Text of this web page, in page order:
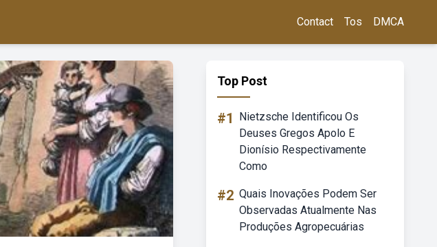
Contact Tos DMCA
Top Post
#1
Nietzsche Identificou Os
Deuses Gregos Apolo E
Dionísio Respectivamente
Como
#2 Quais Inovações Podem Ser
Observadas Atualmente Nas
Produções Agropecuárias